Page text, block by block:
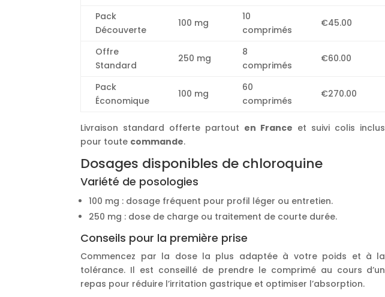
Pack
Découverte
100 mg
10
comprimés
€45.00
Offre
Standard
250 mg
8
comprimés
€60.00
Pack
Économique
100 mg
60
comprimés
€270.00
Livraison standard offerte partout en France et suivi colis inclus
pour toute commande.
Dosages disponibles de chloroquine
Variété de posologies
100 mg : dosage fréquent pour profil léger ou entretien.
250 mg : dose de charge ou traitement de courte durée.
Conseils pour la première prise
Commencez par la dose la plus adaptée à votre poids et à la
tolérance. Il est conseillé de prendre le comprimé au cours d’un
repas pour réduire l’irritation gastrique et optimiser l’absorption.